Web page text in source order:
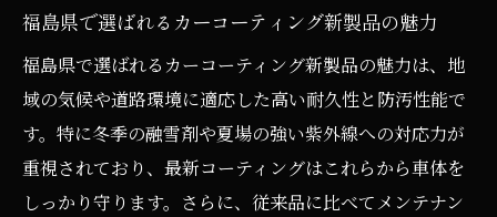
ィング
最新カーコーティングの施工現場で分かる
違い
郡山市で求められるカーコーティングの実
体験例
カーコーティング新商品を使った施工の流
福島県で選ばれるカーコーティング新製品の魅力
福島県で選ばれるカーコーティング新製品の魅力は、地
域の気候や道路環境に適応した高い耐久性と防汚性能で
す。特に冬季の融雪剤や夏場の強い紫外線への対応力が
重視されており、最新コーティングはこれらから車体を
しっかり守ります。さらに、従来品に比べてメンテナン